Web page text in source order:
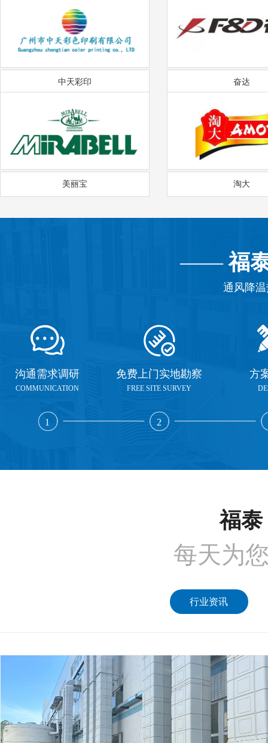
中天彩印 奋达
美丽宝 淘大
——福
通风降
沟通需求调研
COMMUNICATION
1
免费上门实地勘察
FREE SITE SURVEY
2
方
福泰
每天为
行业资讯